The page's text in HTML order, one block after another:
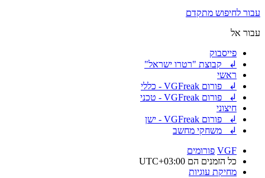
עבור לחיפוש מתקדם
עבור אל
פייסבוק
↲ קבוצת "רטרו ישראל"
ראשי
↲ פורום VGFreak - כללי
↲ פורום VGFreak - טכני
חיצוני
↲ פורום VGFreak - ישן
↲ משחקי מחשב
VGF פורומים
כל הזמנים הם UTC+03:00
מחיקת עוגיות